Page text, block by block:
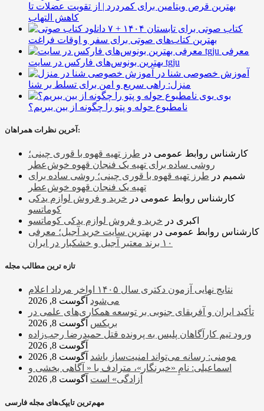
بهترین قرص ویتامین برای کمردرد | از تقویت عضلات تا
کاهش التهاب
۷ کتاب صوتی برای تابستان ۱۴۰۴ +
بهترین کتاب‌های صوتی برای سفر و اوقات فراغت
معرفی
بهترین بونوس‌های فارکس در سایت tgju
آموزش خصوصی شنا در
منزل: راهی سریع و امن برای تسلط بر شنا
بوی
نامطبوع حوله و پتو را چگونه از بین ببریم؟
آخرین نظرات همراهان:
کارشناس روابط عمومی در طرز تهیه قهوه با قوری چینی؛
روشی ساده برای تهیه یک فنجان قهوه خوش‌عطر
شمیم در طرز تهیه قهوه با قوری چینی؛ روشی ساده برای
تهیه یک فنجان قهوه خوش‌عطر
کارشناس روابط عمومی در خرید و فروش لوازم یدکی
کوماتسو
اکبری در خرید و فروش لوازم یدکی کوماتسو
کارشناس روابط عمومی در بهترین سایت خرید آجیل؛ معرفی
۱۰ برند معتبر آجیل و خشکبار در ایران
تازه ترین مطالب مجله
نتایج نهایی آزمون دکتری سال ۱۴۰۵ اواخر مرداد اعلام
می‌شود آگوست 8, 2026
تأکید ایران و آفریقای جنوبی بر توسعه همکاری‌های علمی در
بریکس آگوست 8, 2026
ورود تیم کارآگاهان پلیس به پرونده قتل حمیدرضا رجب‌زاده
آگوست 8, 2026
مومنی: رسانه می‌تواند امنیت‌ساز باشد آگوست 8, 2026
اسماعیلی: نامِ «خبرنگار»، مترادف با « آگاهی بخشی و
آزادگی» است آگوست 8, 2026
مهم‌ترین تایپک‌های مجله فارسی